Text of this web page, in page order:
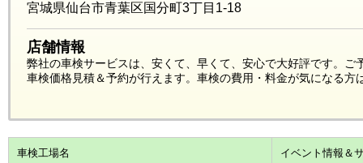
宮城県仙台市青葉区国分町3丁目1-18
店舗情報
弊社の車検サービスは、安くて、早くて、安心で大好評です。
車検価格見積＆予約が行えます。車検の費用・料金が気になる方
車検工場名 イベント情報＆